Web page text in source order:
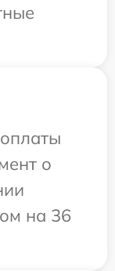
о
на 36